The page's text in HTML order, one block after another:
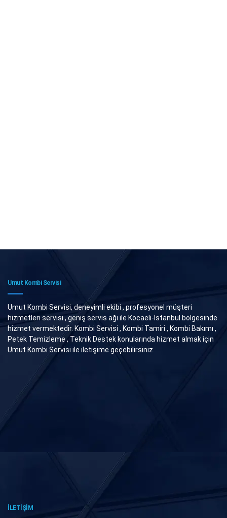
Umut Kombi Servisi
Umut Kombi Servisi, deneyimli ekibi , profesyonel müşteri
hizmetleri servisi , geniş servis ağı ile Kocaeli-İstanbul bölgesinde
hizmet vermektedir. Kombi Servisi , Kombi Tamiri , Kombi Bakımı ,
Petek Temizleme , Teknik Destek konularında hizmet almak için
Umut Kombi Servisi ile iletişime geçebilirsiniz.
İLETİŞİM